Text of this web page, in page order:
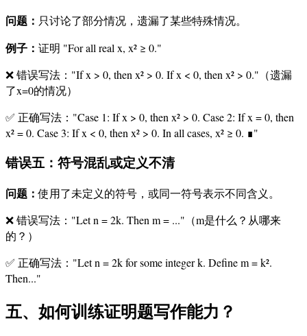
问题： 只讨论了部分情况，遗漏了某些特殊情况。
例子： 证明 "For all real x, x² ≥ 0."
❌ 错误写法："If x > 0, then x² > 0. If x < 0, then x² > 0."（遗漏
了x=0的情况）
✅ 正确写法："Case 1: If x > 0, then x² > 0. Case 2: If x = 0, then
x² = 0. Case 3: If x < 0, then x² > 0. In all cases, x² ≥ 0. ∎"
错误五：符号混乱或定义不清
问题：使用了未定义的符号，或同一符号表示不同含义。
❌ 错误写法："Let n = 2k. Then m = ..."（m是什么？从哪来
的？）
✅ 正确写法："Let n = 2k for some integer k. Define m = k².
Then..."
五、如何训练证明题写作能力？